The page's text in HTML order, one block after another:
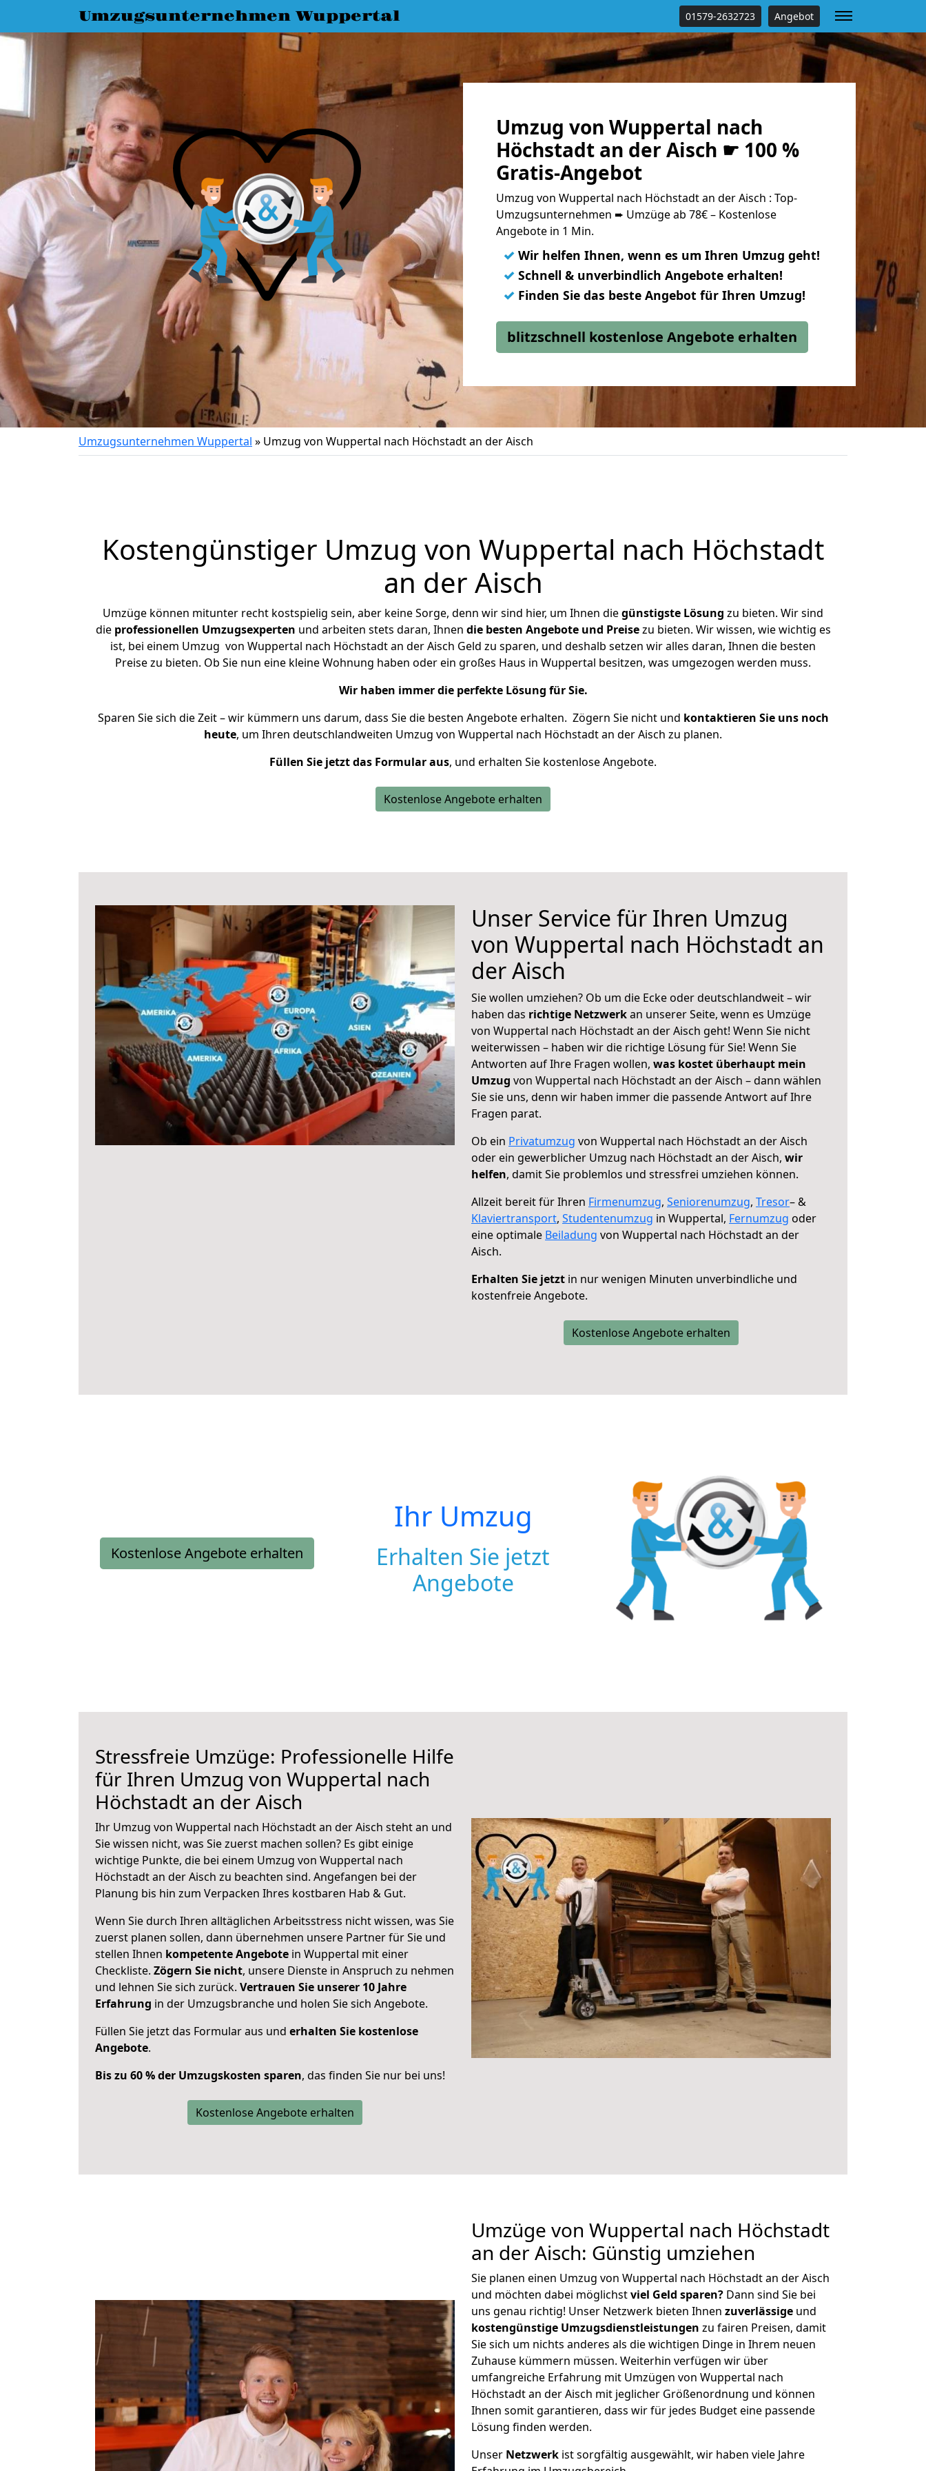
Umzugsunternehmen Wuppertal 01579-2632723 Angebot
Umzug von Wuppertal nach
Höchstadt an der Aisch ☛ 100 %
Gratis-Angebot
Umzug von Wuppertal nach Höchstadt an der Aisch : Top-
Umzugsunternehmen ➨ Umzüge ab 78€ – Kostenlose
Angebote in 1 Min.
✓ Wir helfen Ihnen, wenn es um Ihren Umzug geht!
✓ Schnell & unverbindlich Angebote erhalten!
✓ Finden Sie das beste Angebot für Ihren Umzug!
blitzschnell kostenlose Angebote erhalten
Umzugsunternehmen Wuppertal » Umzug von Wuppertal nach Höchstadt an der Aisch
Kostengünstiger Umzug von Wuppertal nach Höchstadt
an der Aisch
Umzüge können mitunter recht kostspielig sein, aber keine Sorge, denn wir sind hier, um Ihnen diegünstigste Lösung zu bieten. Wir sind
die professionellen Umzugsexperten und arbeiten stets daran, Ihnen die besten Angebote und Preisezu bieten. Wir wissen, wie wichtig es
ist, bei einem Umzug von Wuppertal nach Höchstadt an der Aisch Geld zu sparen, und deshalb setzen wir alles daran, Ihnen die besten
Preise zu bieten. Ob Sie nun eine kleine Wohnung haben oder ein großes Haus in Wuppertal besitzen, was umgezogen werden muss.
Wir haben immer die perfekte Lösung für Sie.
Sparen Sie sich die Zeit – wir kümmern uns darum, dass Sie die besten Angebote erhalten. Zögern Sie nicht und kontaktieren Sie uns noch
heute, um Ihren deutschlandweiten Umzug von Wuppertal nach Höchstadt an der Aisch zu planen.
Füllen Sie jetzt das Formular aus, und erhalten Sie kostenlose Angebote.
Kostenlose Angebote erhalten
Unser Service für Ihren Umzug
von Wuppertal nach Höchstadt an
der Aisch
Sie wollen umziehen? Ob um die Ecke oder deutschlandweit – wir
haben das richtige Netzwerkan unserer Seite, wenn es Umzüge
von Wuppertal nach Höchstadt an der Aisch geht! Wenn Sie nicht
weiterwissen – haben wir die richtige Lösung für Sie! Wenn Sie
Antworten auf Ihre Fragen wollen, was kostet überhaupt mein
Umzug von Wuppertal nach Höchstadt an der Aisch – dann wählen
Sie sie uns, denn wir haben immer die passende Antwort auf Ihre
Fragen parat.
Ob ein Privatumzug von Wuppertal nach Höchstadt an der Aisch
oder ein gewerblicher Umzug nach Höchstadt an der Aisch, wir
helfen, damit Sie problemlos und stressfrei umziehen können.
Allzeit bereit für Ihren Firmenumzug, Seniorenumzug, Tresor– &
Klaviertransport, Studentenumzug in Wuppertal, Fernumzug oder
eine optimale Beiladung von Wuppertal nach Höchstadt an der
Aisch.
Erhalten Sie jetzt in nur wenigen Minuten unverbindliche und
kostenfreie Angebote.
Kostenlose Angebote erhalten
Kostenlose Angebote erhalten
Ihr Umzug
Erhalten Sie jetzt
Angebote
Stressfreie Umzüge: Professionelle Hilfe
für Ihren Umzug von Wuppertal nach
Höchstadt an der Aisch
Ihr Umzug von Wuppertal nach Höchstadt an der Aisch steht an und
Sie wissen nicht, was Sie zuerst machen sollen? Es gibt einige
wichtige Punkte, die bei einem Umzug von Wuppertal nach
Höchstadt an der Aisch zu beachten sind. Angefangen bei der
Planung bis hin zum Verpacken Ihres kostbaren Hab & Gut.
Wenn Sie durch Ihren alltäglichen Arbeitsstress nicht wissen, was Sie
zuerst planen sollen, dann übernehmen unsere Partner für Sie und
stellen Ihnen kompetente Angebote in Wuppertal mit einer
Checkliste. Zögern Sie nicht, unsere Dienste in Anspruch zu nehmen
und lehnen Sie sich zurück. Vertrauen Sie unserer 10 Jahre
Erfahrung in der Umzugsbranche und holen Sie sich Angebote.
Füllen Sie jetzt das Formular aus und erhalten Sie kostenlose
Angebote.
Bis zu 60 % der Umzugskosten sparen, das finden Sie nur bei uns!
Kostenlose Angebote erhalten
Umzüge von Wuppertal nach Höchstadt
an der Aisch: Günstig umziehen
Sie planen einen Umzug von Wuppertal nach Höchstadt an der Aisch
und möchten dabei möglichstviel Geld sparen? Dann sind Sie bei
uns genau richtig! Unser Netzwerk bieten Ihnen zuverlässige und
kostengünstige Umzugsdienstleistungen zu fairen Preisen, damit
Sie sich um nichts anderes als die wichtigen Dinge in Ihrem neuen
Zuhause kümmern müssen. Weiterhin verfügen wir über
umfangreiche Erfahrung mit Umzügen von Wuppertal nach
Höchstadt an der Aisch mit jeglicher Größenordnung und können
Ihnen somit garantieren, dass wir für jedes Budget eine passende
Lösung finden werden.
Unser Netzwerk ist sorgfältig ausgewählt, wir haben viele Jahre